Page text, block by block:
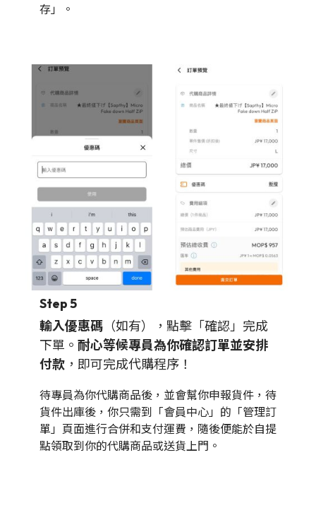
存」。
Step 5
輸入優惠碼 （如有），點擊「確認」完成
下單。 耐心等候專員為你確認訂單並安排
付款 ，即可完成代購程序！
待專員為你代購商品後，並會幫你申報貨件，待
貨件出庫後，你只需到「會員中心」的「管理訂
單」頁面進行合併和支付運費，隨後便能於自提
點領取到你的代購商品或送貨上門。